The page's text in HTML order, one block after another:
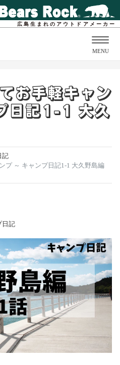
広島生まれのアウトドアメーカー
MENU
お手軽キャン
日記1-1 大久
記
プ ～ キャンプ日記1-1 大久野島編
日記